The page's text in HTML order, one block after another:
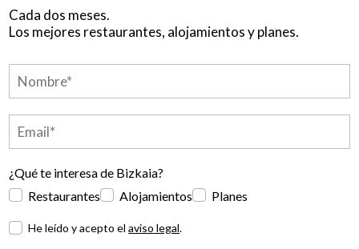
Cada dos meses.
Los mejores restaurantes, alojamientos y planes.
¿Qué te interesa de Bizkaia?
Restaurantes
Alojamientos Planes
He leído y acepto elaviso legal.